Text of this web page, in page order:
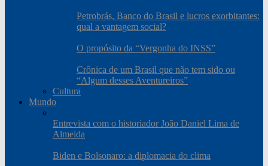
Petrobrás, Banco do Brasil e lucros exorbitantes:
qual a vantagem social?
O propósito da “Vergonha do INSS”
Crônica de um Brasil que não tem sido ou
“Algum desses Aventureiros”
Cultura
Mundo
Entrevista com o historiador João Daniel Lima de
Almeida
Biden e Bolsonaro: a diplomacia do clima